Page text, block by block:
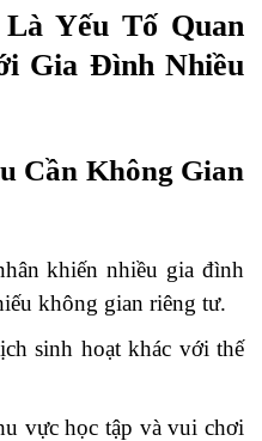
Yếu Tố Quan
Gia Đình Nhiều
Cần Không Gian
khiến nhiều gia đình
không gian riêng tư.
sinh hoạt khác với thế
vực học tập và vui chơi